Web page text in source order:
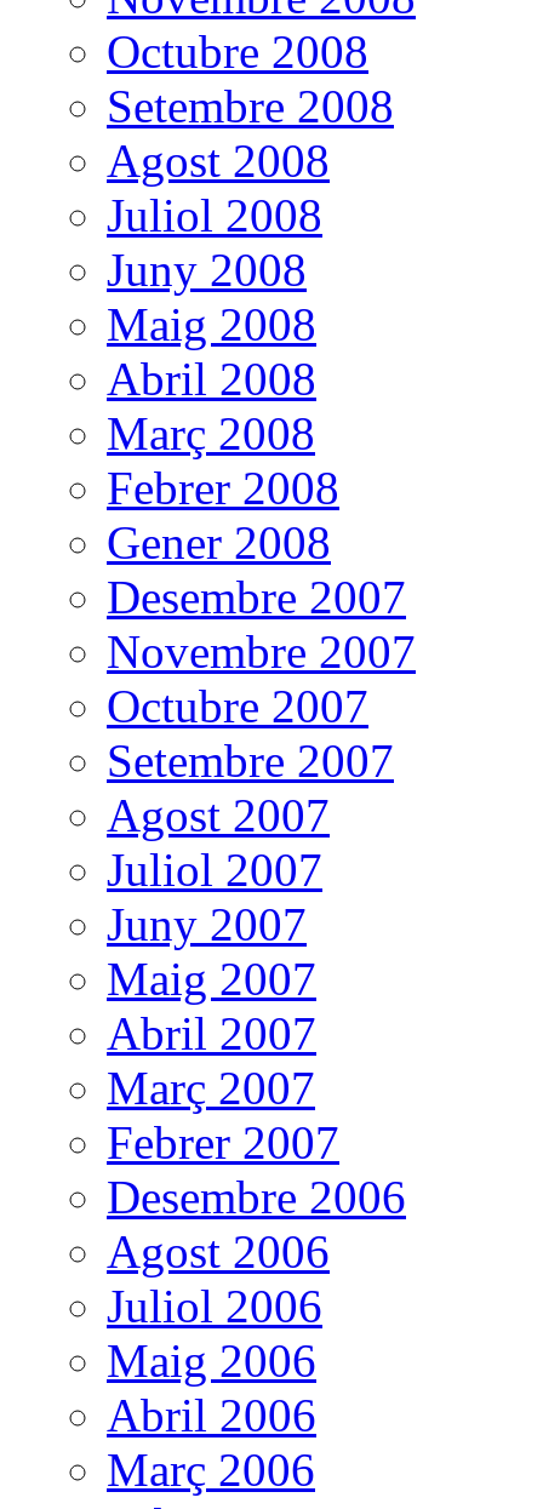
Octubre 2008
Setembre 2008
Agost 2008
Juliol 2008
Juny 2008
Maig 2008
Abril 2008
Març 2008
Febrer 2008
Gener 2008
Desembre 2007
Novembre 2007
Octubre 2007
Setembre 2007
Agost 2007
Juliol 2007
Juny 2007
Maig 2007
Abril 2007
Març 2007
Febrer 2007
Desembre 2006
Agost 2006
Juliol 2006
Maig 2006
Abril 2006
Març 2006